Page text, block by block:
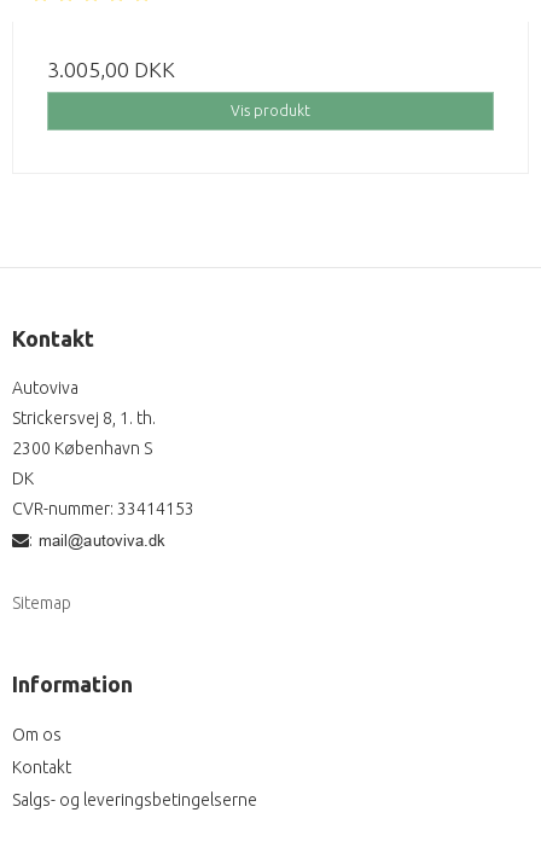
3.005,00 DKK
Vis produkt
Kontakt
Autoviva
Strickersvej 8, 1. th.
2300 København S
DK
CVR-nummer: 33414153
:
Sitemap
Information
Om os
Kontakt
Salgs- og leveringsbetingelserne